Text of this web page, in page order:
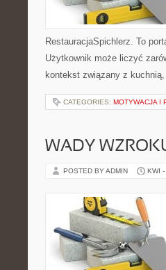
RestauracjaSpichlerz. To
Użytkownik może liczyć
kontekst związany z
CATEGORIES: MOTYWACJA I
WADY
POSTED BY ADMIN KWI